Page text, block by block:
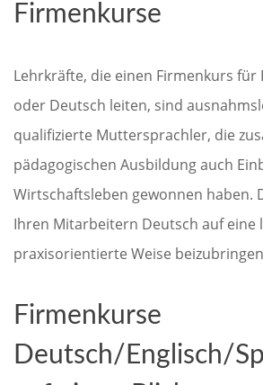
Firmenkurse
Lehrkräfte, die einen Firmenkurs für
oder Deutsch leiten, sind
qualifizierte Muttersprachler, die
pädagogischen Ausbildung auch
Wirtschaftsleben gewonnen haben.
Ihren Mitarbeitern Deutsch auf eine
praxisorientierte Weise
Firmenkurse
Deutsch/Englisch/